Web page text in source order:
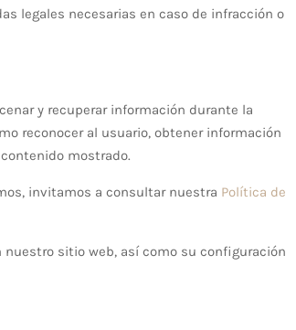
legales necesarias en caso de infracción o
y recuperar información durante la
reconocer al usuario, obtener información
mostrado.
invitamos a consultar nuestra Política de
sitio web, así como su configuración